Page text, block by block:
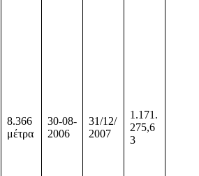
8.366
μέτρα
30-08-
2006
31/12/
2007
1.171.
275,6
3